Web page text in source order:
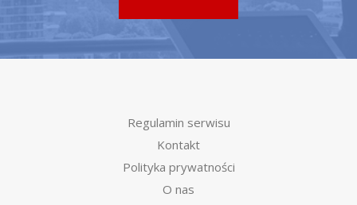
Regulamin serwisu
Kontakt
Polityka prywatności
O nas